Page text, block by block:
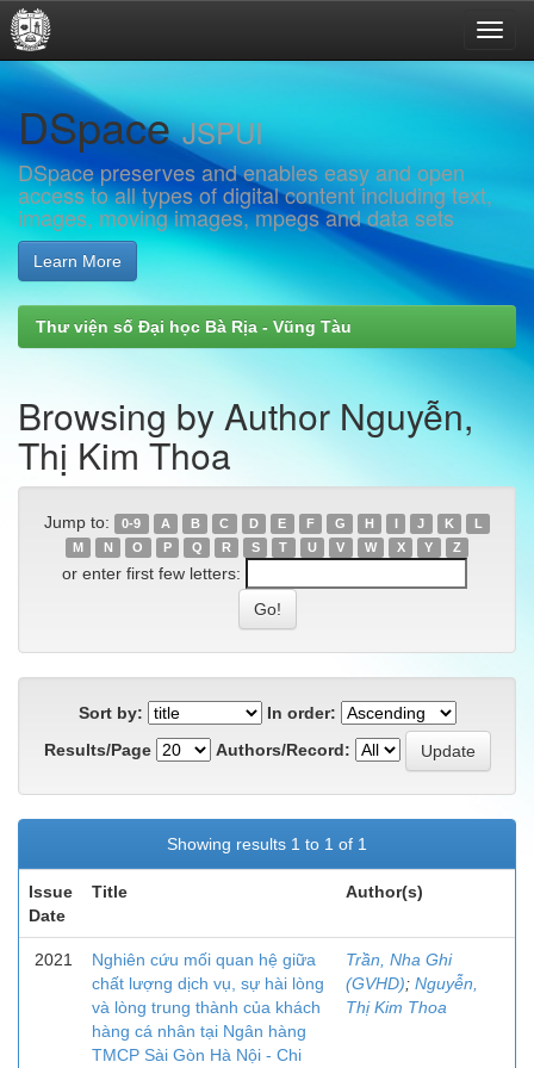
navigation
DSpaceJSPUI
DSpace preserves and enables easy and open
access to all types of digital content including text,
images, moving images, mpegs and data sets
Learn More
Thư viện số Đại học Bà Rịa - Vũng Tàu
Browsing by Author Nguyễn,
Thị Kim Thoa
Jump to: 0-9 A B C D E F G H I J K
L
M
N O P Q R S T U V W X Y Z
or enter first few letters:
Sort by:
In order:
Results/Page
Authors/Record:
Showing results 1 to 1 of 1
Issue
Date
Title Author(s)
2021
Nghiên cứu mối quan hệ giữa
chất lượng dịch vụ, sự hài lòng
và lòng trung thành của khách
hàng cá nhân tại Ngân hàng
TMCP Sài Gòn Hà Nội - Chi
Trần, Nha Ghi
(GVHD); Nguyễn,
Thị Kim Thoa